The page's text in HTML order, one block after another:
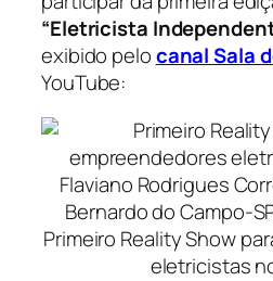
“Eletricista
exibido pelocanal Sala
YouTube:
Flaviano Rodrigues
Bernardo do Campo-
Primeiro Reality Show
eletricistas